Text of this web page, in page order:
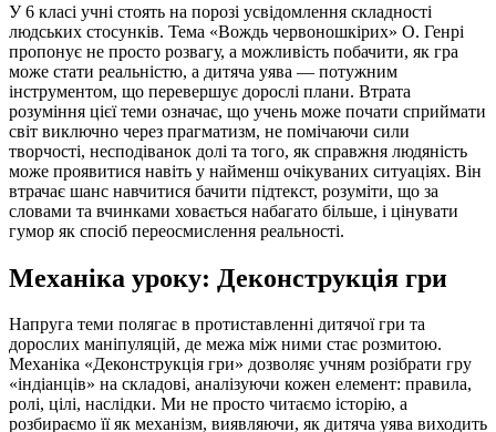
У 6 класі учні стоять на порозі усвідомлення складності
людських стосунків. Тема «Вождь червоношкірих» О. Генрі
пропонує не просто розвагу, а можливість побачити, як гра
може стати реальністю, а дитяча уява — потужним
інструментом, що перевершує дорослі плани. Втрата
розуміння цієї теми означає, що учень може почати сприймати
світ виключно через прагматизм, не помічаючи сили
творчості, несподіванок долі та того, як справжня людяність
може проявитися навіть у найменш очікуваних ситуаціях. Він
втрачає шанс навчитися бачити підтекст, розуміти, що за
словами та вчинками ховається набагато більше, і цінувати
гумор як спосіб переосмислення реальності.
Механіка уроку: Деконструкція гри
Напруга теми полягає в протиставленні дитячої гри та
дорослих маніпуляцій, де межа між ними стає розмитою.
Механіка «Деконструкція гри» дозволяє учням розібрати гру
«індіанців» на складові, аналізуючи кожен елемент: правила,
ролі, цілі, наслідки. Ми не просто читаємо історію, а
розбираємо її як механізм, виявляючи, як дитяча уява виходить